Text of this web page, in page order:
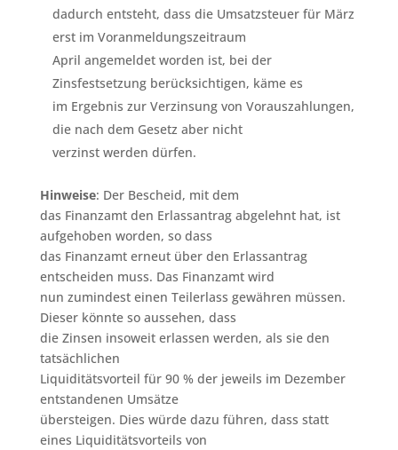
dadurch entsteht, dass die Umsatzsteuer für März
erst im Voranmeldungszeitraum
April angemeldet worden ist, bei der
Zinsfestsetzung berücksichtigen, käme es
im Ergebnis zur Verzinsung von Vorauszahlungen,
die nach dem Gesetz aber nicht
verzinst werden dürfen.
Hinweise: Der Bescheid, mit dem
das Finanzamt den Erlassantrag abgelehnt hat, ist
aufgehoben worden, so dass
das Finanzamt erneut über den Erlassantrag
entscheiden muss. Das Finanzamt wird
nun zumindest einen Teilerlass gewähren müssen.
Dieser könnte so aussehen, dass
die Zinsen insoweit erlassen werden, als sie den
tatsächlichen
Liquiditätsvorteil für 90 % der jeweils im Dezember
entstandenen Umsätze
übersteigen. Dies würde dazu führen, dass statt
eines Liquiditätsvorteils von